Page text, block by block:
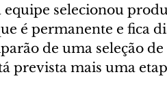
equipe selecionou
é permanente e fica
de uma seleção
prevista mais uma